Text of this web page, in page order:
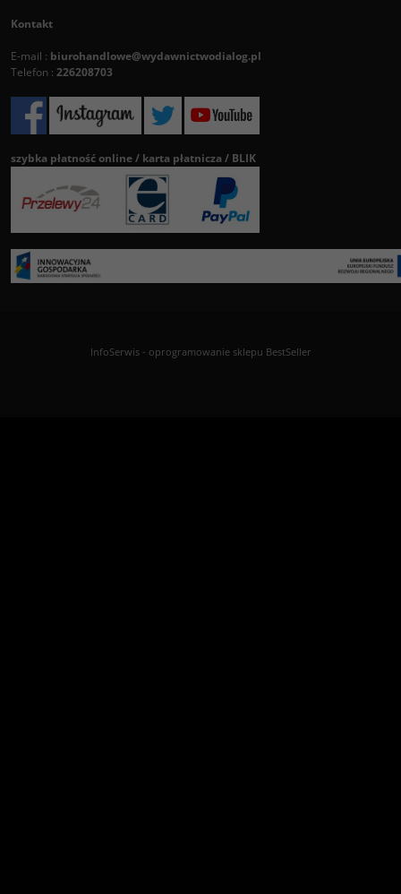
Kontakt
E-mail : biurohandlowe@wydawnictwodialog.pl
Telefon : 226208703
szybka płatność online / karta płatnicza / BLIK
InfoSerwis- oprogramowanie sklepu BestSeller